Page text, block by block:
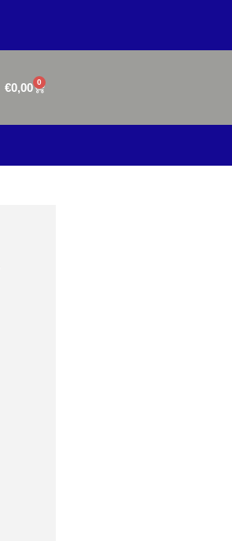
€0,00 0